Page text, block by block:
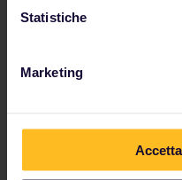
Statistiche
Marketing
Oslo: dove